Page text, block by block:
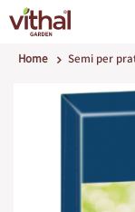
Home Semi per
immagini